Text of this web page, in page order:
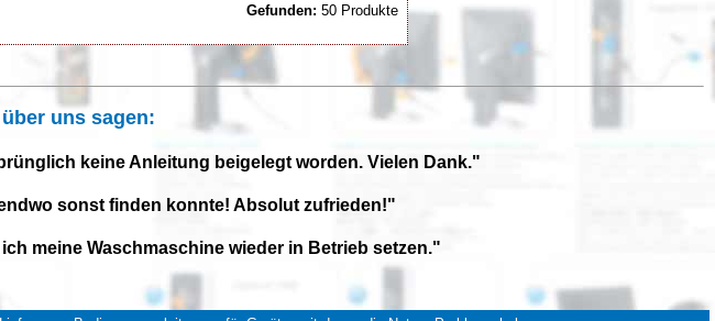
Gefunden: 50 Produkte
uns sagen:
keine Anleitung beigelegt worden. Vielen Dank."
sonst finden konnte! Absolut zufrieden!"
meine Waschmaschine wieder in Betrieb setzen."